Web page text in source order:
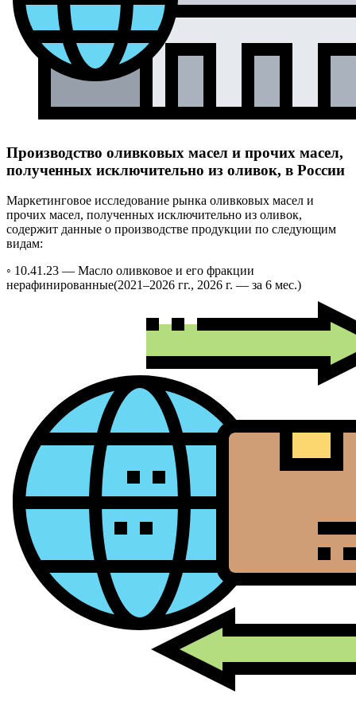
Производство оливковых масел и прочих масел,
полученных исключительно из оливок, в России
Маркетинговое исследование рынка оливковых масел и
прочих масел, полученных исключительно из оливок,
содержит данные о производстве продукции по следующим
видам:
◦ 10.41.23 — Масло оливковое и его фракции
нерафинированные(2021–2026 гг., 2026 г. — за 6 мес.)